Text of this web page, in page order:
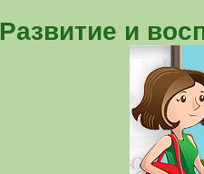
Развитие и